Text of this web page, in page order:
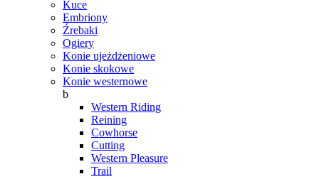
Kuce
Embriony
Źrebaki
Ogiery
Konie ujeżdżeniowe
Konie skokowe
Konie westernowe
b
Western Riding
Reining
Cowhorse
Cutting
Western Pleasure
Trail